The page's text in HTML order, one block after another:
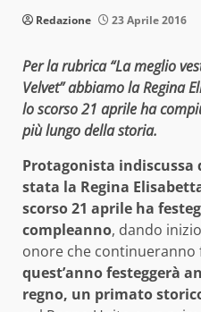
Redazione 23 Aprile 2016
Per la rubrica “La meglio
Velvet” abbiamo la Regina
lo scorso 21 aprile ha
più lungo della storia.
Protagonista
stata la Regina
scorso 21 aprile ha
compleanno, dando
onore che continueranno
quest’anno festeggerà
regno, un primato